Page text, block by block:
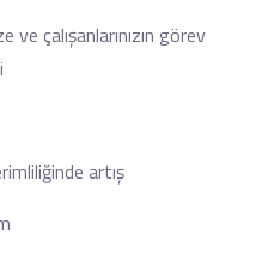
çalışanlarınızın görev
artış